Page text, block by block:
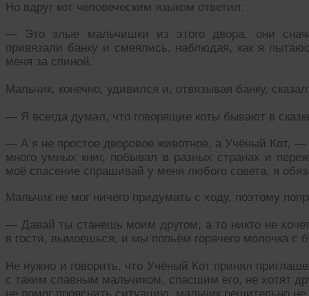
Но вдруг кот человеческим языком ответил:
— Это злые мальчишки из этого двора, они
привязали банку и смеялись, наблюдая, как я
меня за спиной.
Мальчик, конечно, удивился и, отвязывая банку,
— Я всегда думал, что говорящие коты бывают в
— А я не простое дворовое животное, а Учёный Кот, —
много умных книг, побывал в разных странах и
моё спасение спрашивай у меня любого совета, я
Мальчик не мог ничего придумать с ходу, поэтому
— Давай ты станешь моим другом, а то никто не
в гости, вымоешься, и мы попьём горячего молочка с
Не нужно и говорить, что Учёный Кот принял
с таким славным мальчиком, спасшим его, не хотят